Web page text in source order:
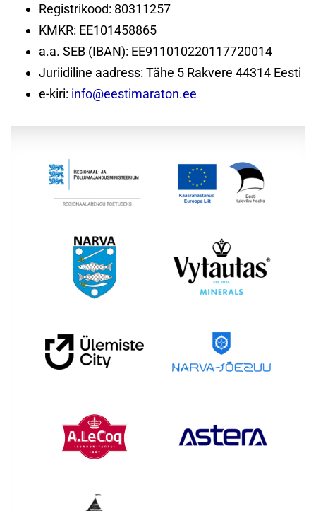
Registrikood: 80311257
KMKR: EE101458865
a.a. SEB (IBAN): EE911010220117720014
Juriidiline aadress: Tähe 5 Rakvere 44314 Eesti
e-kiri: info@eestimaraton.ee